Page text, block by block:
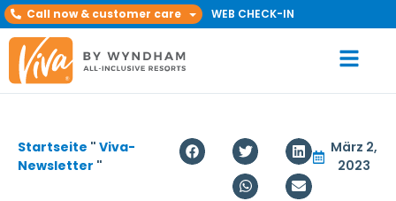
Call now & customer care WEB CHECK-IN
Startseite " Viva-
Newsletter "
März 2,
2023